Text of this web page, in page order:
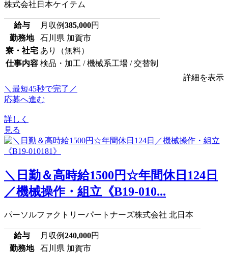
株式会社日本ケイテム
給与 月収例385,000円
勤務地
石川県 加賀市
寮・社宅 あり（無料）
仕事内容 検品・加工 / 機械系工場 / 交替制
詳細を表示
＼最短45秒で完了／
応募へ進む
詳しく
見る
＼日勤＆高時給1500円☆年間休日124日
／機械操作・組立《B19-010...
パーソルファクトリーパートナーズ株式会社 北日本
給与 月収例240,000円
勤務地
石川県 加賀市